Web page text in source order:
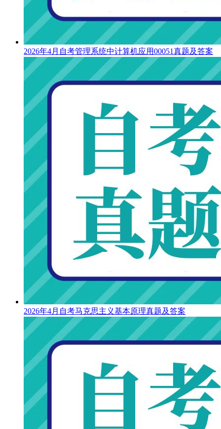
2026年4月自考管理系统中计算机应用00051真题及答案
2026年4月自考马克思主义基本原理真题及答案